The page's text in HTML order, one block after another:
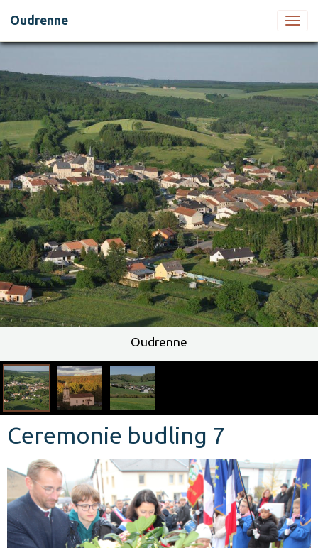
Oudrenne
Oudrenne
Chapelle Lémestroff
Ceremonie budling 7